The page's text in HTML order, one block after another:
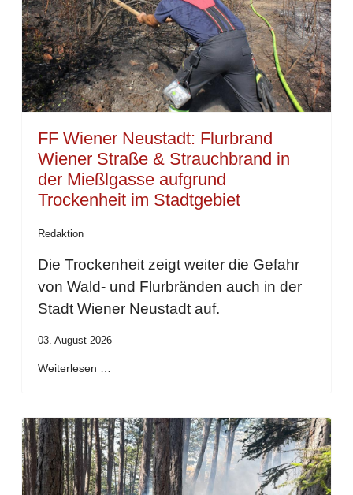
FF Wiener Neustadt: Flurbrand
Wiener Straße & Strauchbrand in
der Mießlgasse aufgrund
Trockenheit im Stadtgebiet
Redaktion
Die Trockenheit zeigt weiter die Gefahr
von Wald- und Flurbränden auch in der
Stadt Wiener Neustadt auf.
03. August 2026
Weiterlesen …